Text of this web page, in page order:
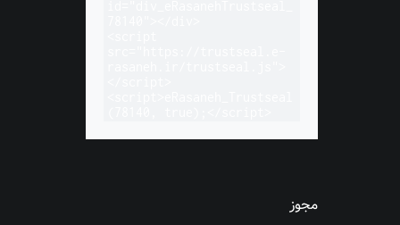
مجوز